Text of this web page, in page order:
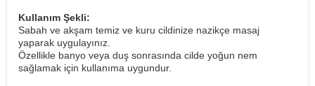
Kullanım Şekli:
Sabah ve akşam temiz ve kuru cildinize nazikçe masaj
yaparak uygulayınız.
Özellikle banyo veya duş sonrasında cilde yoğun nem
sağlamak için kullanıma uygundur.